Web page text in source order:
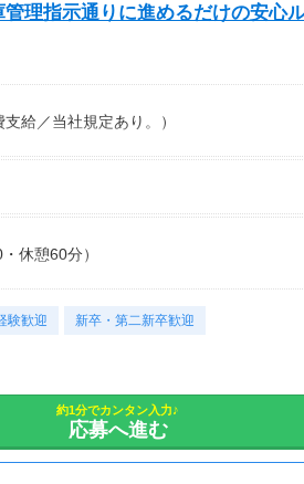
理指示通りに進めるだけの安心
給／当社規定あり。）
休憩60分）
験歓迎 新卒・第二新卒歓迎
約1分でカンタン入力♪
応募へ進む